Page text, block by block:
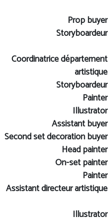
Prop buyer
Storyboardeur
Coordinatrice département
artistique
Storyboardeur
Painter
Illustrator
Assistant buyer
Second set decoration buyer
Head painter
On-set painter
Painter
Assistant directeur artistique
Illustrator